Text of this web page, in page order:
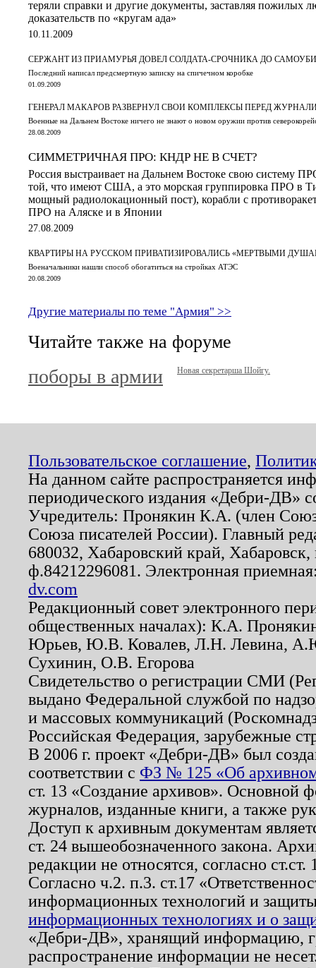
теряли справки и другие документы, заставляя пожилых
доказательств по «кругам ада»
10.11.2009
СЕРЖАНТ ИЗ ПРИАМУРЬЯ ДОВЕЛ СОЛДАТА-СРОЧНИКА ДО
Последний написал предсмертную записку на спичечном коробке
01.09.2009
ГЕНЕРАЛ МАКАРОВ РАЗВЕРНУЛ СВОИ КОМПЛЕКСЫ ПЕРЕД
Военные на Дальнем Востоке ничего не знают о новом оружии против
28.08.2009
СИММЕТРИЧНАЯ ПРО: КНДР НЕ В СЧЕТ?
Россия выстраивает на Дальнем Востоке свою систему
той, что имеют США, а это морская группировка ПРО в
мощный радиолокационный пост), корабли с
ПРО на Аляске и в Японии
27.08.2009
КВАРТИРЫ НА РУССКОМ ПРИВАТИЗИРОВАЛИСЬ «МЕРТВЫМИ
Военачальники нашли способ обогатиться на стройках АТЭС
20.08.2009
Другие материалы по теме "Армия" >>
Читайте также на форуме
поборы в армии Новая секретарша Шойгу.
Пользовательское соглашение,
На данном сайте распространяется
периодического издания «Дебри-ДВ»
Учредитель: Пронякин К.А. (член
Союза писателей России). Главный
680032, Хабаровский край,
ф.84212296081. Электронная
dv.com
Редакционный совет электронного
общественных началах): К.А.
Юрьев, Ю.В. Ковалев, Л.Н. Левина,
Сухинин, О.В. Егорова
Свидетельство о регистрации СМИ
выдано Федеральной службой по
и массовых коммуникаций
Российская Федерация, зарубежные
В 2006 г. проект «Дебри-ДВ» был
соответствии с ФЗ № 125 «Об
ст. 13 «Создание архивов». Основной
журналов, изданные книги, а также
Доступ к архивным документам
ст. 24 вышеобозначенного закона.
редакции не относятся, согласно
Согласно ч.2. п.3. ст.17
информационных технологий и
информационных технологиях и о
«Дебри-ДВ», хранящий информацию,
распространение информации не